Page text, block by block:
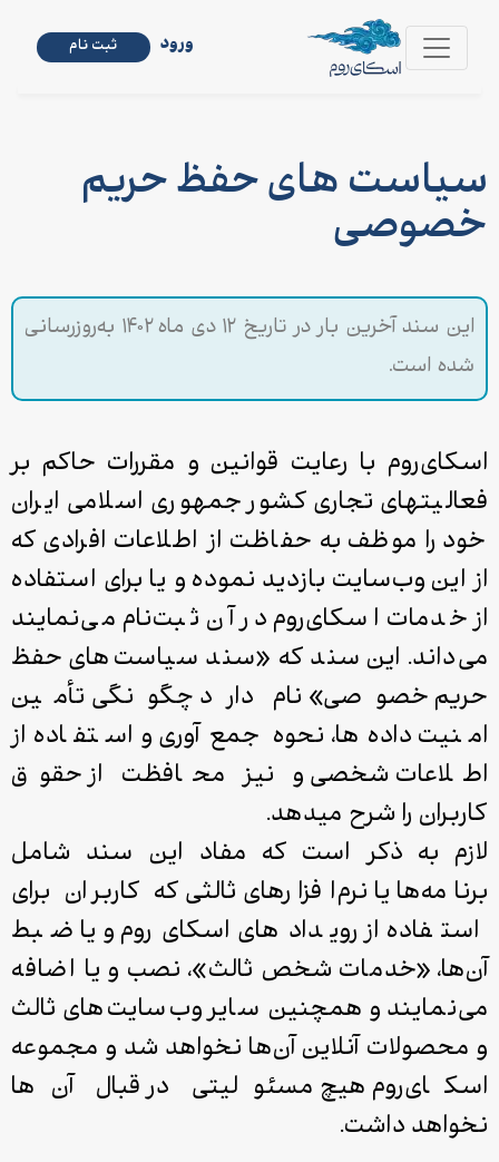
ورود ثبت نام
سیاست های حفظ حریم
خصوصی
این سند آخرین بار در تاریخ ۱۲ دی ماه ۱۴۰۲ به‌روزرسانی
شده است.
اسکای‌روم با رعایت قوانین و مقررات حاکم بر
فعالیت­های تجاری کشور جمهوری اسلامی ایران
خود را موظف به حفاظت از اطلاعات افرادی که
از این وب‌سایت بازدید نموده و یا برای استفاده
از خدمات اسکای‌روم در آن ثبت‌نام می‌نمایند
می‌داند. این سند که «سند سیاست‌های حفظ
حریم خصوصی» نام دارد چگونگی تأمین
امنیت داده‌­ها، نحوه جمع‌آوری و استفاده از
اطلاعات شخصی و نیز محافظت از حقوق
کاربران را شرح می­دهد.
لازم به ذکر است که مفاد این سند شامل
برنامه‌ها یا نرم‌افزارهای ثالثی که کاربران برای
استفاده از رویدادهای اسکای‌روم و یا ضبط
آن‌ها، «خدمات شخص ثالث»، نصب و یا اضافه
می‌نمایند و همچنین سایر وب‌سایت‌های ثالث
و محصولات آنلاین آن‌ها نخواهد شد و مجموعه
اسکای‌روم هیچ مسئولیتی در قبال آن‌ها
نخواهد داشت.